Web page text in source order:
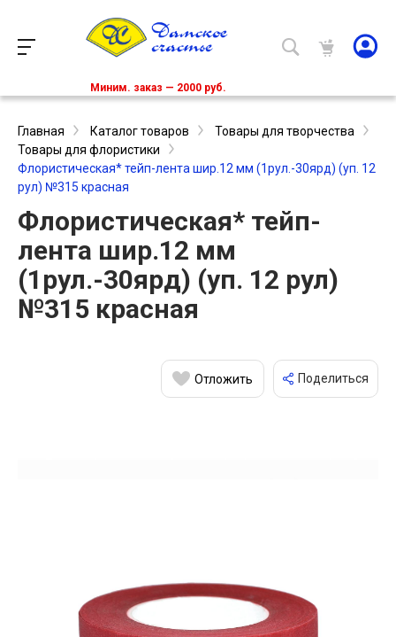
Миним. заказ — 2000 руб.
Главная Каталог товаров
Товары для творчества
Товары для флористики
Флористическая* тейп-лента шир.12 мм (1рул.-30ярд) (уп. 12
рул) №315 красная
Флористическая* тейп-
лента шир.12 мм
(1рул.-30ярд) (уп. 12 рул)
№315 красная
Отложить Поделиться